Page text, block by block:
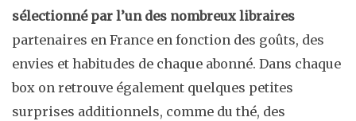
sélectionné par l’un des nombreux libraires
partenaires en France en fonction des goûts, des
envies et habitudes de chaque abonné. Dans chaque
box on retrouve également quelques petites
surprises additionnels, comme du thé, des